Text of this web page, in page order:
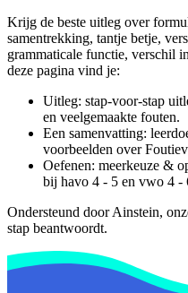
Krijg de beste uitleg over
samentrekking, tantje betje,
grammaticale functie, verschil
deze pagina vind je:
Uitleg: stap-voor-stap
en veelgemaakte fouten.
Een samenvatting:
voorbeelden over
Oefenen: meerkeuze &
bij havo 4 - 5 en vwo 4 -
Ondersteund door Ainstein,
stap beantwoordt.